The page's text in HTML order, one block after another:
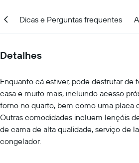
Dicas e Perguntas frequentes
Detalhes
Enquanto cá estiver, pode desfrutar de
casa e muito mais, incluindo acesso
forno no quarto, bem como uma placa
Outras comodidades incluem lençóis
de cama de alta qualidade, serviço de
congelador.